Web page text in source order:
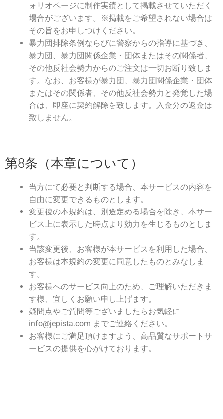
ォリオページに制作実績として掲載させていただく
場合がございます。※掲載をご希望されない場合は
その旨をお申しつけください。
暴力団排除条例ならびに警察からの指導に基づき、
暴力団、暴力団関係企業・団体またはその関係者、
その他反社会勢力からのご注文は一切お断り致しま
す。なお、お客様が暴力団、暴力団関係企業・団体
またはその関係者、その他反社会勢力と発覚した場
合は、即座に契約解除を致します。入金分の返金は
致しません。
第8条（本章について）
当方にて必要と判断する場合、本サービスの内容を
自由に変更できるものとします。
変更後の本規約は、別途定める場合を除き、本サー
ビス上に表示した時点より効力を生じるものとしま
す。
当該変更後、お客様が本サービスを利用した場合、
お客様は本規約の変更に同意したものとみなしま
す。
お客様へのサービス向上のため、ご理解いただきま
す様、宜しくお願い申し上げます。
疑問点やご質問等ございましたらお気軽に
info@jepista.com までご連絡ください。
お客様にご満足頂けますよう、高品質なサポートサ
ービスの提供を心がけております。